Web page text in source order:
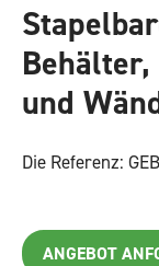
und
Die Referenz:
ANGEBOT